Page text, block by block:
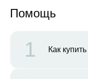
Помощь
1 Как купить